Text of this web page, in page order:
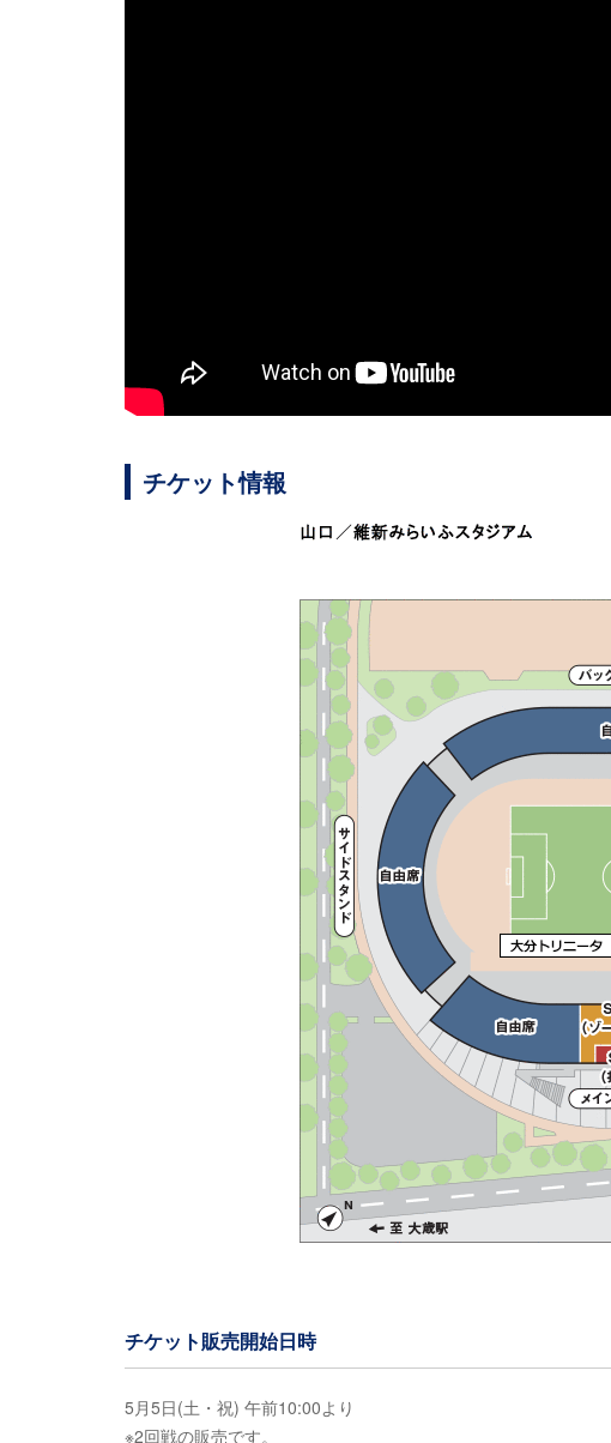
チケット情報
チケット販売開始日時
5月5日(土・祝) 午前10:00より
※2回戦の販売です。